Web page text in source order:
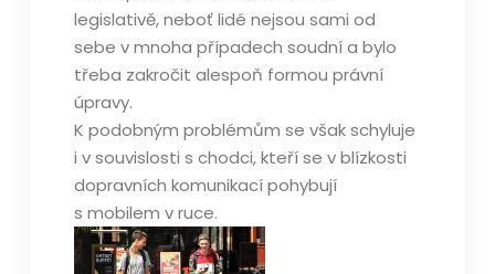
legislativě, neboť lidé nejsou sami od
sebe v mnoha případech soudní a bylo
třeba zakročit alespoň formou právní
úpravy.
K podobným problémům se však schyluje
i v souvislosti s chodci, kteří se v blízkosti
dopravních komunikací pohybují
s mobilem v ruce.